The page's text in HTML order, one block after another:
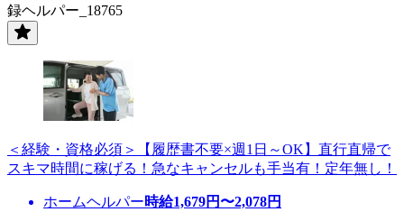
録ヘルパー_18765
＜経験・資格必須＞【履歴書不要×週1日～OK】直行直帰で
スキマ時間に稼げる！急なキャンセルも手当有！定年無し！
ホームヘルパー時給1,679円〜2,078円